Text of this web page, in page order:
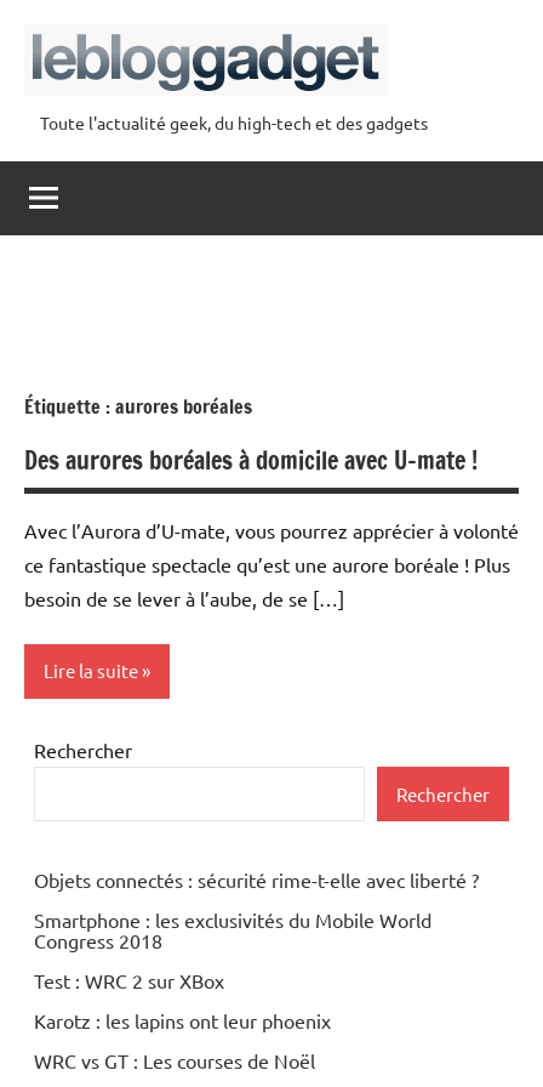
contenu
lebloggadget
Toute l'actualité geek, du high-tech et des gadgets
Étiquette :aurores boréales
Des aurores boréales à domicile avec U-mate !
Avec l’Aurora d’U-mate, vous pourrez apprécier à volonté
ce fantastique spectacle qu’est une aurore boréale ! Plus
besoin de se lever à l’aube, de se […]
Lire la suite
Inclassables
Rechercher
Rechercher
Objets connectés : sécurité rime-t-elle avec liberté ?
Smartphone : les exclusivités du Mobile World
Congress 2018
Test : WRC 2 sur XBox
Karotz : les lapins ont leur phoenix
WRC vs GT : Les courses de Noël